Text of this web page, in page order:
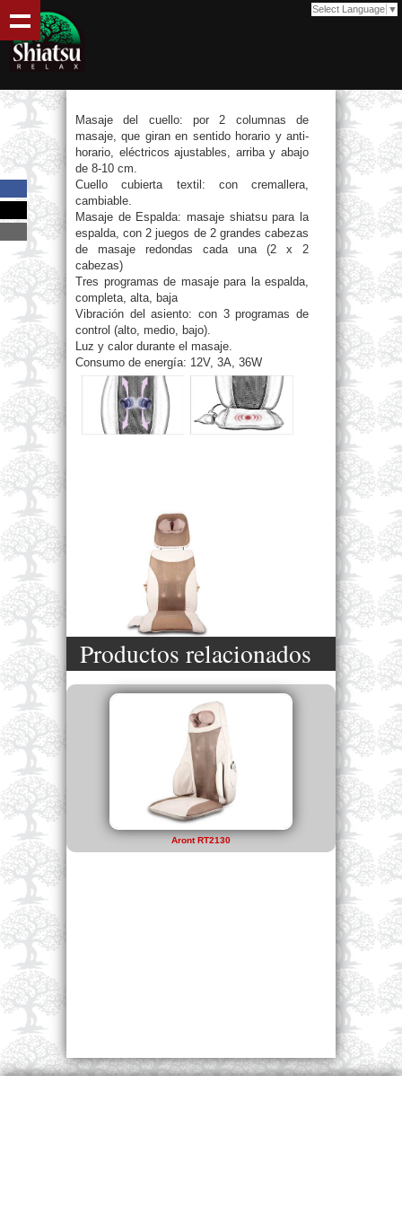
Select Language ▼
Masaje del cuello: por 2 columnas de
masaje, que giran en sentido horario y anti-
horario, eléctricos ajustables, arriba y abajo
de 8-10 cm.
Cuello cubierta textil: con cremallera,
cambiable.
Masaje de Espalda: masaje shiatsu para la
espalda, con 2 juegos de 2 grandes cabezas
de masaje redondas cada una (2 x 2
cabezas)
Tres programas de masaje para la espalda,
completa, alta, baja
Vibración del asiento: con 3 programas de
control (alto, medio, bajo).
Luz y calor durante el masaje.
Consumo de energía: 12V, 3A, 36W
Productos relacionados
Aront RT2130